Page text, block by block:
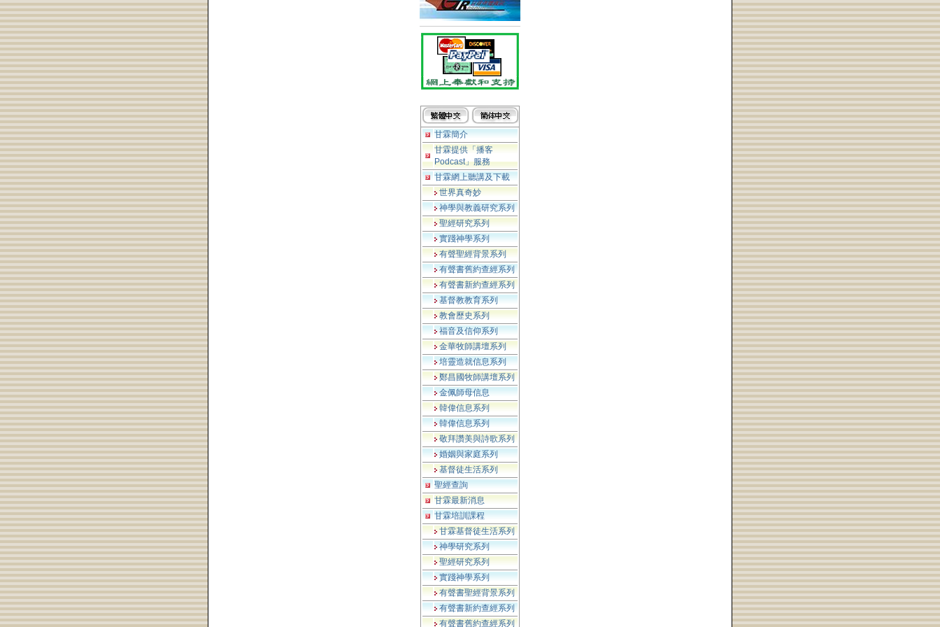
甘霖簡介
甘霖提供「播客
Podcast」服務
甘霖網上聽講及下載
世界真奇妙
神學與教義研究系列
聖經研究系列
實踐神學系列
有聲聖經背景系列
有聲書舊約查經系列
有聲書新約查經系列
基督教教育系列
教會歷史系列
福音及信仰系列
金華牧師講壇系列
培靈造就信息系列
鄭昌國牧師講壇系列
金佩師母信息
韓偉信息系列
韓偉信息系列
敬拜讚美與詩歌系列
婚姻與家庭系列
基督徒生活系列
聖經查詢
甘霖最新消息
甘霖培訓課程
甘霖基督徒生活系列
神學研究系列
聖經研究系列
實踐神學系列
有聲書聖經背景系列
有聲書新約查經系列
有聲書舊約查經系列